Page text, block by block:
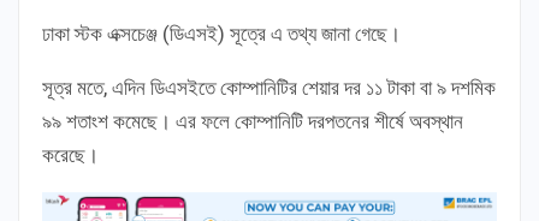
ঢাকা স্টক এক্সচেঞ্জ (ডিএসই) সূত্রে এ তথ্য জানা গেছে।
সূত্র মতে, এদিন ডিএসইতে কোম্পানিটির শেয়ার দর ১১ টাকা বা ৯ দশমিক
৯৯ শতাংশ কমেছে। এর ফলে কোম্পানিটি দরপতনের শীর্ষে অবস্থান
করেছে।